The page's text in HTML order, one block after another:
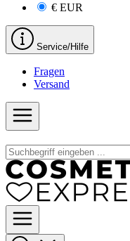
€ EUR
Service/Hilfe
Fragen
Versand